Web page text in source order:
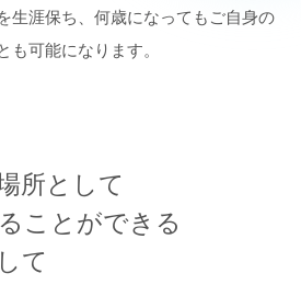
生涯保ち、何歳になってもご自身の
も可能になります。
所として
ことができる
て